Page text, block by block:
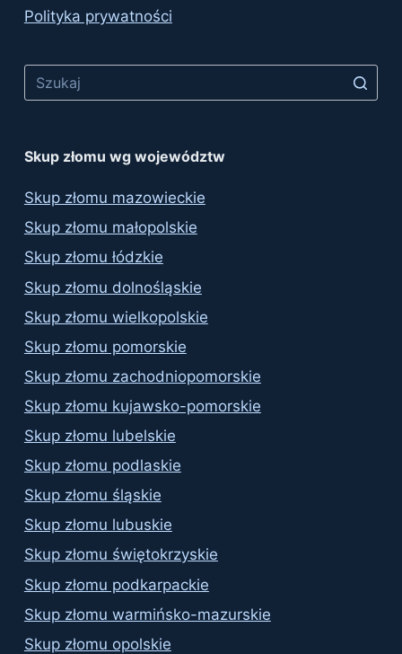
Polityka prywatności
Skup złomu wg województw
Skup złomu mazowieckie
Skup złomu małopolskie
Skup złomu łódzkie
Skup złomu dolnośląskie
Skup złomu wielkopolskie
Skup złomu pomorskie
Skup złomu zachodniopomorskie
Skup złomu kujawsko-pomorskie
Skup złomu lubelskie
Skup złomu podlaskie
Skup złomu śląskie
Skup złomu lubuskie
Skup złomu świętokrzyskie
Skup złomu podkarpackie
Skup złomu warmińsko-mazurskie
Skup złomu opolskie